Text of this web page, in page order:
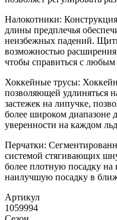
Налокотники:
длины предплечья
неизбежных падений.
возможностью расширения
чтобы справиться с любым
Хоккейные трусы:
позволяющей удлиняться
застежек на липучке,
более широком диапазоне
уверенности на каждом
Перчатки:
системой стягивающих
более плотную посадку на
наилучшую посадку в
Артикул
1059994